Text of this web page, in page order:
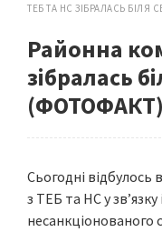
ТЕБ ТА НС ЗІБРАЛАСЬ БІЛЯ
Районна
зібралась
(ФОТОФАКТ)
Сьогодні відбулось
з ТЕБ та НС у
несанкціонованого